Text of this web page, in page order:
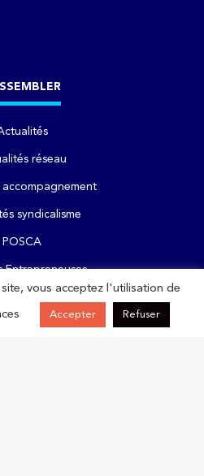
réseau
syndicalisme
POSCA
Entrepreneuses
Commerce
vous acceptez l'utilisation de
Accepter Refuser